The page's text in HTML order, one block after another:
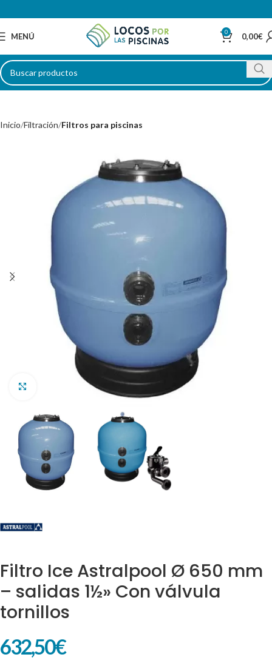
MENÚ 0 0,00€
Inicio Filtración Filtros para piscinas
Clic para ampliar
Filtro Ice Astralpool Ø 650 mm
– salidas 1½» Con válvula
tornillos
632,50€